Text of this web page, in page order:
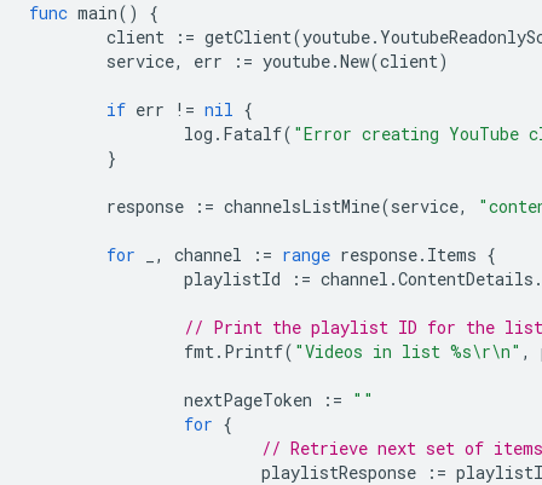
func main()
{
client
:= getClient(youtube.
service, err := youtube.New(client)
if err != nil {
log . Fatalf( "Error creating YouTube
}
response := channelsListMine(service,
for , channel := range response. Items {
playlistId
:= channel .ContentDetails .
// Print the playlist ID for the list
fmt. Printf( "Videos in list %s\r\n" ,
nextPageToken := ""
for {
// Retrieve next set of
playlistResponse
:=